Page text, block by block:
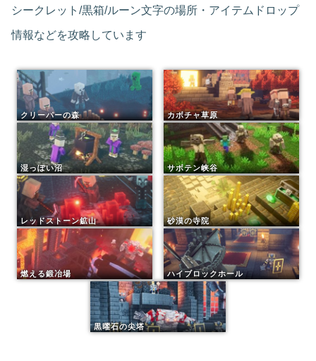
シークレット/黒箱/ルーン文字の場所・アイテムドロップ
情報などを攻略しています
クリーパーの森 カボチャ草原
湿っぽい沼 サボテン峡谷
レッドストーン鉱山 砂漠の寺院
燃える鍛冶場 ハイブロックホール
黒曜石の尖塔